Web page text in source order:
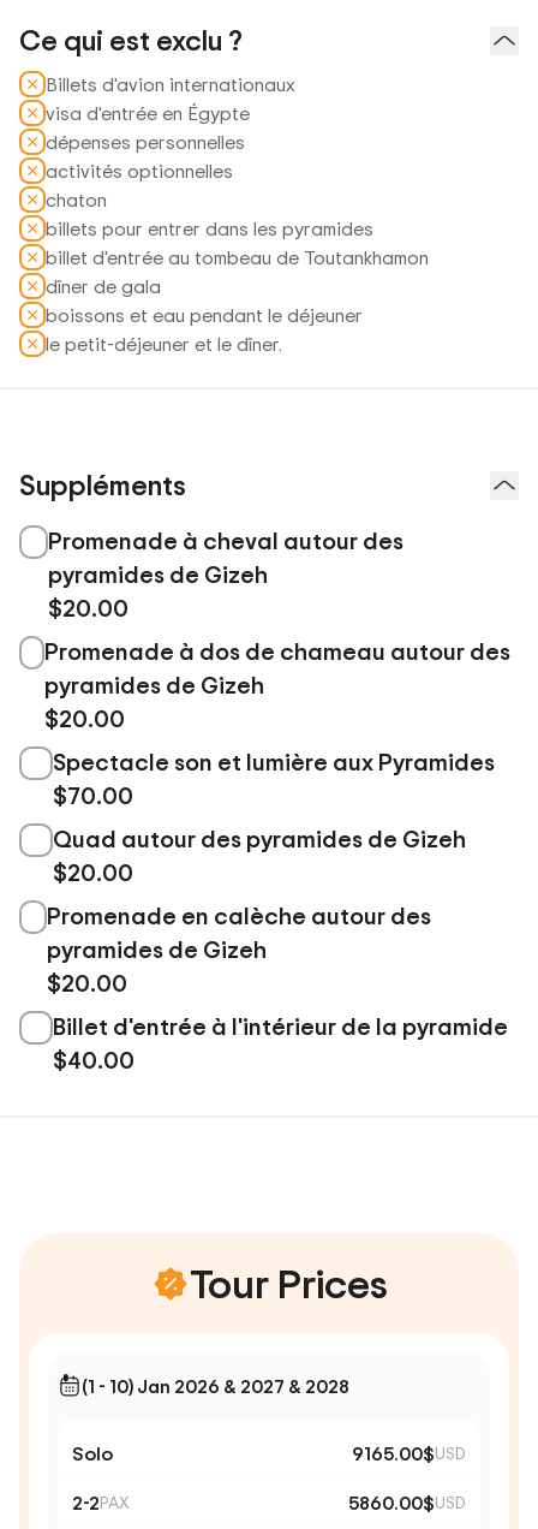
Ce qui est exclu ?
Billets d'avion internationaux
visa d'entrée en Égypte
dépenses personnelles
activités optionnelles
chaton
billets pour entrer dans les pyramides
billet d'entrée au tombeau de Toutankhamon
dîner de gala
boissons et eau pendant le déjeuner
le petit-déjeuner et le dîner.
Suppléments
Promenade à cheval autour des
pyramides de Gizeh
$20.00
Promenade à dos de chameau autour des
pyramides de Gizeh
$20.00
Spectacle son et lumière aux Pyramides
$70.00
Quad autour des pyramides de Gizeh
$20.00
Promenade en calèche autour des
pyramides de Gizeh
$20.00
Billet d'entrée à l'intérieur de la pyramide
$40.00
Tour Prices
(1 - 10) Jan 2026 & 2027 & 2028
Solo 9165.00$USD
2-2PAX 5860.00$USD